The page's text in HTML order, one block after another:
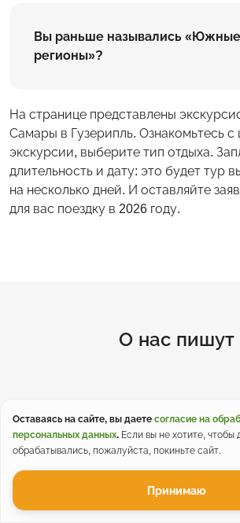
Вы раньше назывались «Южные
регионы»?
На странице представлены
Самары в Гузерипль. Ознакомьтесь с
экскурсии, выберите тип отдыха.
длительность и дату: это будет тур
на несколько дней. И оставляйте
для вас поездку в 2026 году.
О нас пишут
Оставаясь на сайте, вы даете согласие на
персональных данных. Если вы не хотите, чтобы
обрабатывались, пожалуйста, покиньте сайт.
Принимаю